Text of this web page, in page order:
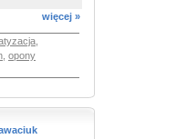
więcej »
opony